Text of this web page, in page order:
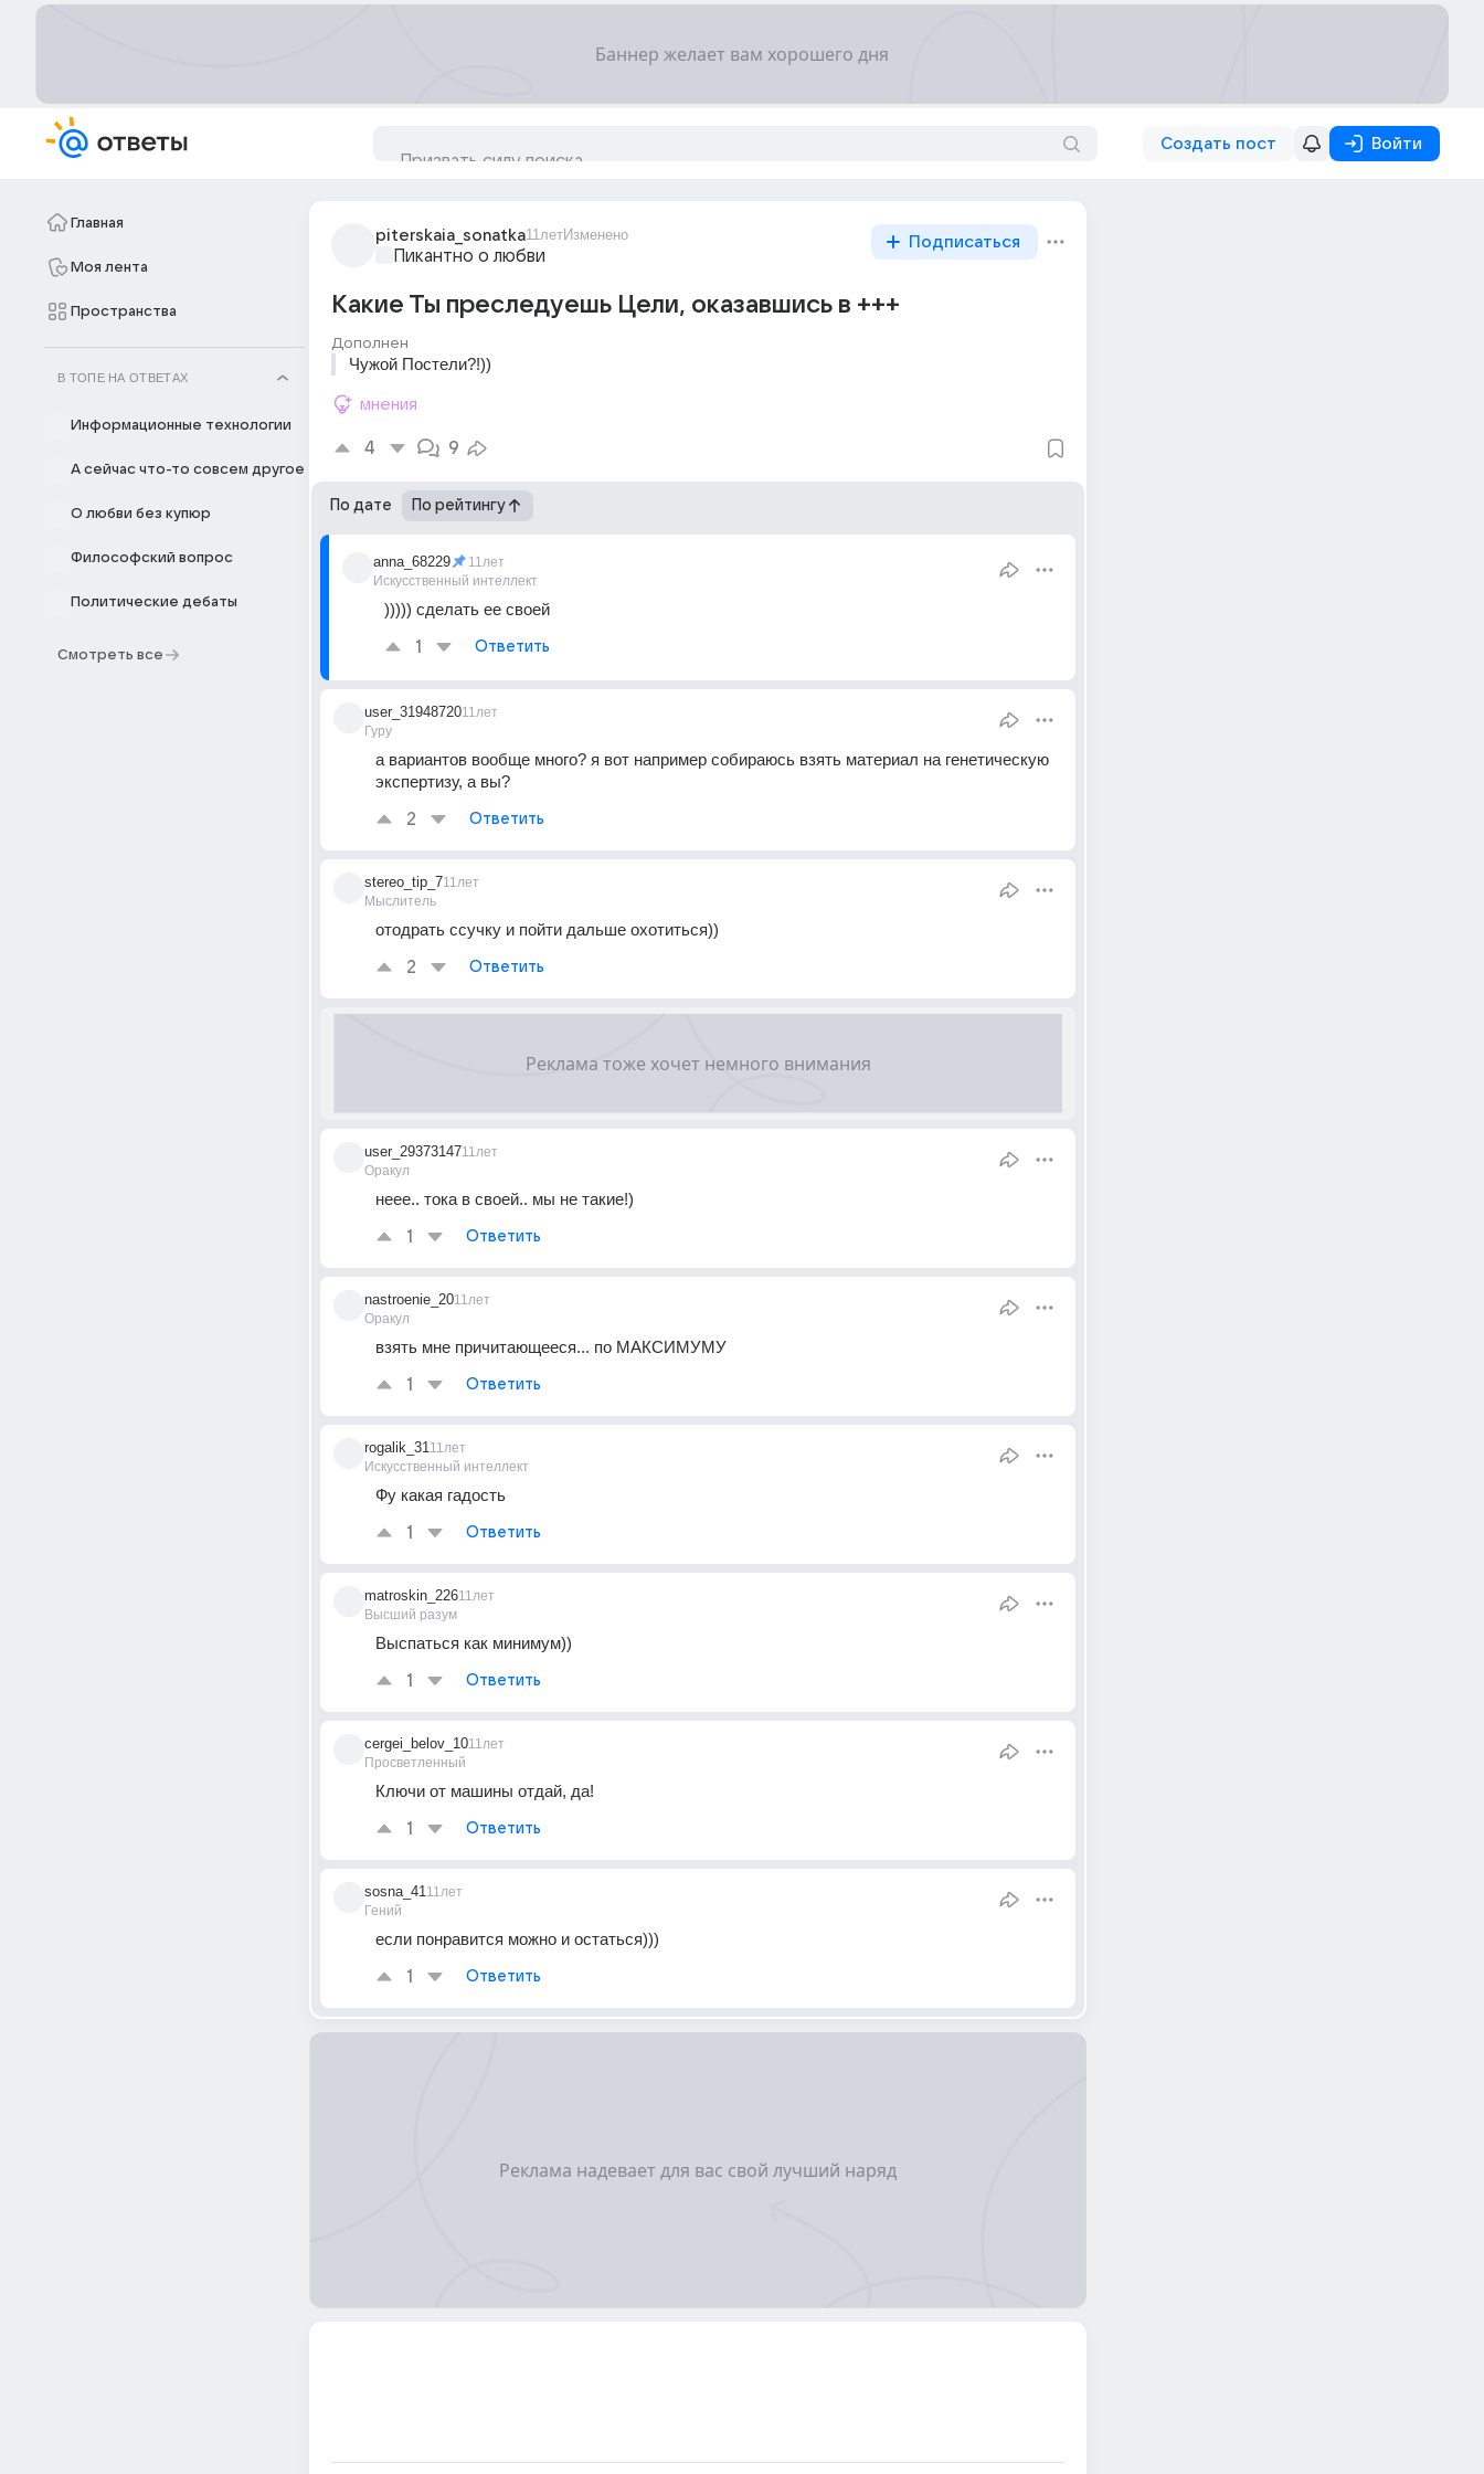
Создать пост Войти
Главная
Моя лента
Пространства
В ТОПЕ НА ОТВЕТАХ
Информационные технологии
А сейчас что-то совсем другое
О любви без купюр
Философский вопрос
Политические дебаты
Смотреть все
piterskaia_sonatka11летИзменено
Пикантно о любви
Подписаться
Какие Ты преследуешь Цели, оказавшись в +++
Дополнен
Чужой Постели?!))
мнения
4 9
По дате По рейтингу
anna_68229
Искусственный интеллект
11лет
))))) сделать ее своей
1 Ответить
user_31948720
Гуру
11лет
а вариантов вообще много? я вот например собираюсь взять материал на генетическую
экспертизу, а вы?
2 Ответить
stereo_tip_7
Мыслитель
11лет
отодрать ссучку и пойти дальше охотиться))
2 Ответить
user_29373147
Оракул
11лет
неее.. тока в своей.. мы не такие!)
1 Ответить
nastroenie_20
Оракул
11лет
взять мне причитающееся... по МАКСИМУМУ
1 Ответить
rogalik_31
Искусственный интеллект
11лет
Фу какая гадость
1 Ответить
matroskin_226
Высший разум
11лет
Выспаться как минимум))
1 Ответить
cergei_belov_10
Просветленный
11лет
Ключи от машины отдай, да!
1 Ответить
sosna_41
Гений
11лет
если понравится можно и остаться)))
1 Ответить